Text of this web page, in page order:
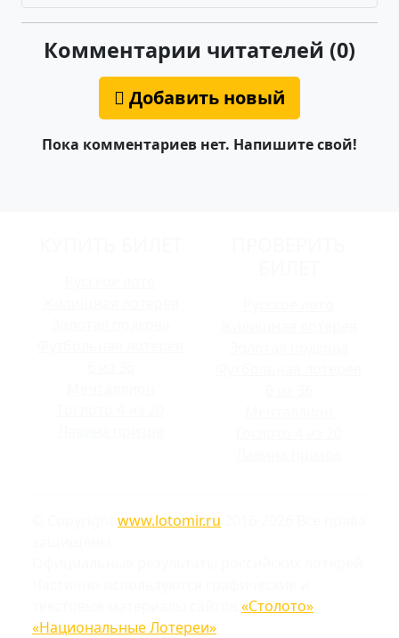
Комментарии читателей (0)
Добавить новый
Пока комментариев нет. Напишите свой!
www.lotomir.ru
«Столото»
«Национальные Лотереи»